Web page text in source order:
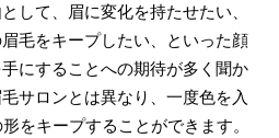
して、眉に変化を持たせたい、
毛をキープしたい、といった顔
にすることへの期待が多く聞か
サロンとは異なり、一度色を入
をキープすることができます。